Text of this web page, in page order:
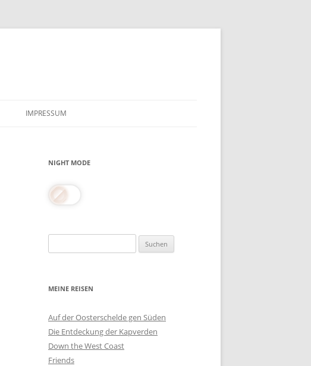
IMPRESSUM
NIGHT MODE
nach:
MEINE REISEN
Auf der Oosterschelde gen Süden
Die Entdeckung der Kapverden
Down the West Coast
Friends